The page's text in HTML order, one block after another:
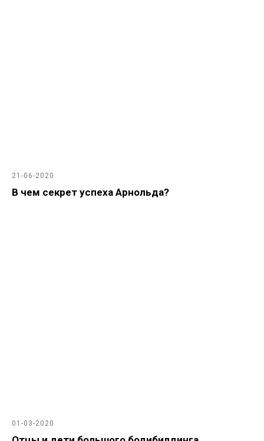
21-06-2020
В чем секрет успеха Арнольда?
01-03-2020